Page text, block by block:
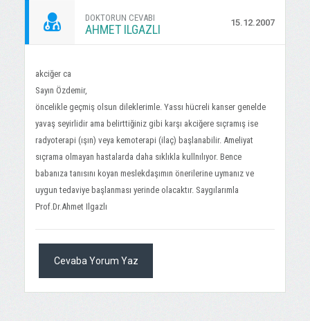
DOKTORUN CEVABI
AHMET ILGAZLI 15.12.2007
akciğer ca
Sayın Özdemir,
öncelikle geçmiş olsun dileklerimle. Yassı hücreli kanser genelde
yavaş seyirlidir ama belirttiğiniz gibi karşı akciğere sıçramış ise
radyoterapi (ışın) veya kemoterapi (ilaç) başlanabilir. Ameliyat
sıçrama olmayan hastalarda daha sıklıkla kullnılıyor. Bence
babanıza tanısını koyan meslekdaşımın önerilerine uymanız ve
uygun tedaviye başlanması yerinde olacaktır. Saygılarımla
Prof.Dr.Ahmet Ilgazlı
Cevaba Yorum Yaz